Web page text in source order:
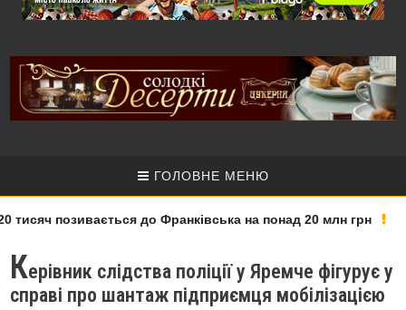
ГОЛОВНЕ МЕНЮ
позивається до Франківська на понад 20 млн грн
Керівник слідства поліції у Яремче фігурує у
справі про шантаж підприємця мобілізацією